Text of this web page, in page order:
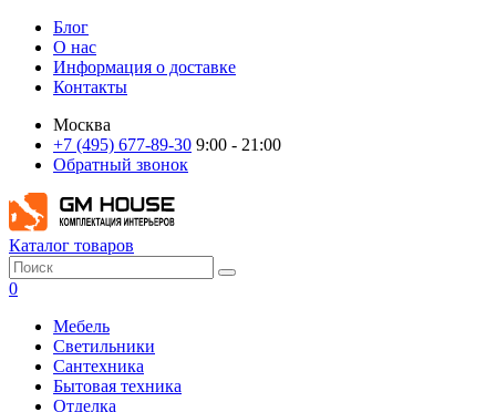
Блог
О нас
Информация о доставке
Контакты
Москва
+7 (495) 677-89-30 9:00 - 21:00
Обратный звонок
Каталог товаров
0
Мебель
Светильники
Сантехника
Бытовая техника
Отделка